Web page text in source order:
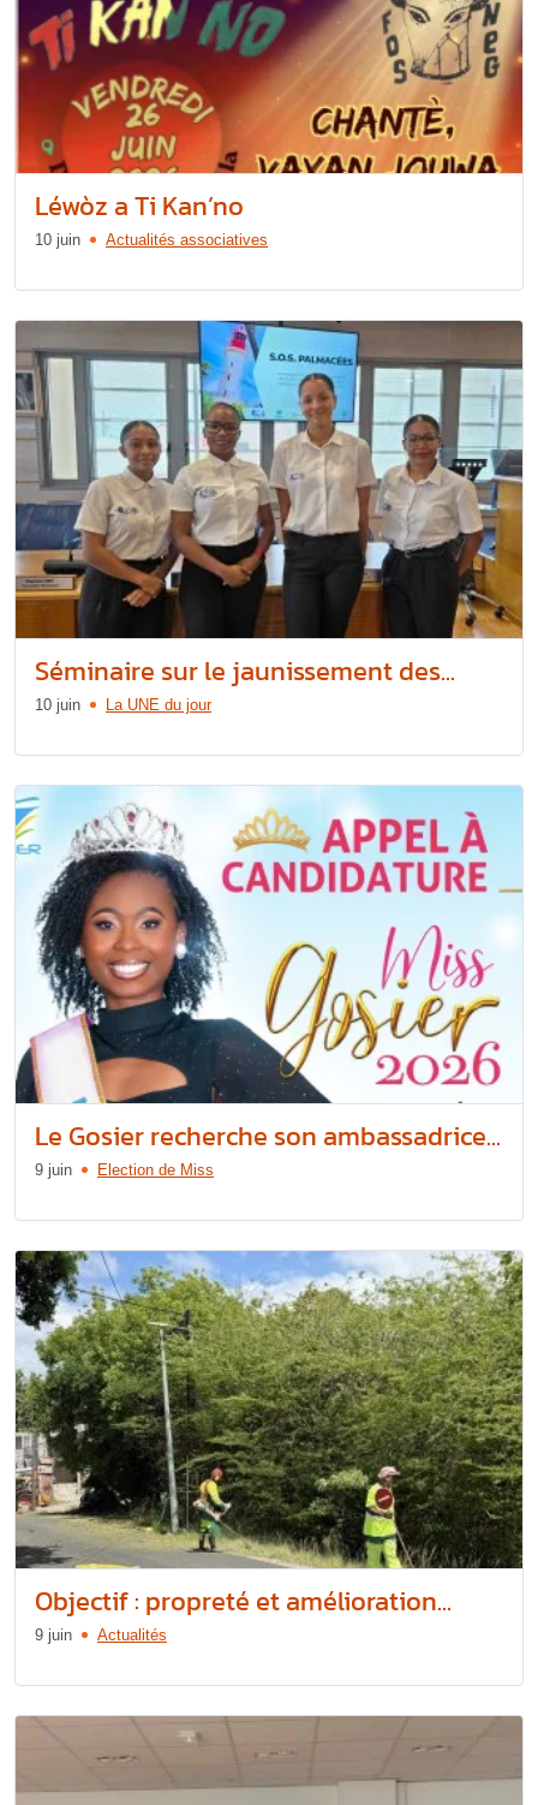
Léwòz a Ti Kan’no
10 juin Actualités associatives
Séminaire sur le jaunissement des...
10 juin La UNE du jour
Le Gosier recherche son ambassadrice...
9 juin Election de Miss
Objectif : propreté et amélioration...
9 juin Actualités